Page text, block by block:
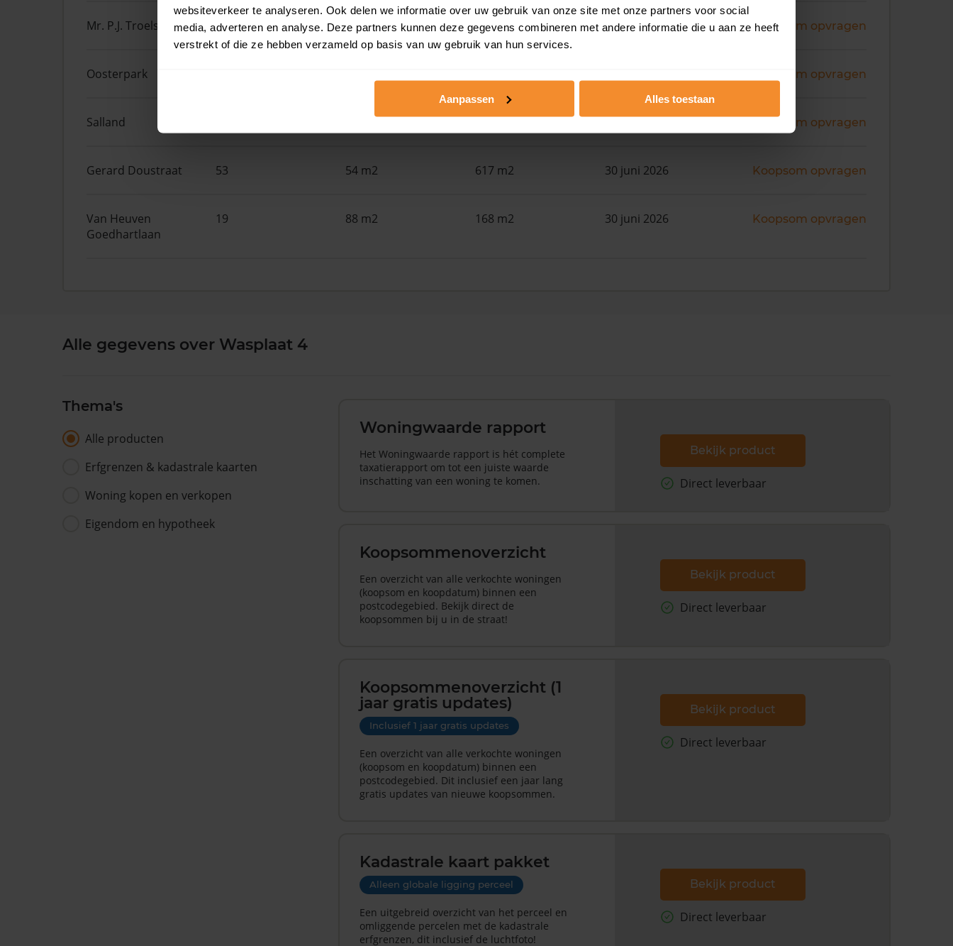
websiteverkeer te analyseren. Ook delen we informatie over uw gebruik van onze site met onze partners voor social
media, adverteren en analyse. Deze partners kunnen deze gegevens combineren met andere informatie die u aan ze heeft
verstrekt of die ze hebben verzameld op basis van uw gebruik van hun services.
Aanpassen Alles toestaan
Mr. P.J. Troelstralaan 297 71 m2 1.662 m2 30 juni 2026 Koopsom opvragen
Oosterpark Koopsom opvragen
Salland 124 m2 144 m2 30 juni 2026 Koopsom opvragen
Gerard Doustraat 53 54 m2 617 m2 30 juni 2026 Koopsom opvragen
Van Heuven
Goedhartlaan
19 88 m2 168 m2 30 juni 2026 Koopsom opvragen
Alle gegevens over Wasplaat 4
Thema's
Alle producten
Erfgrenzen & kadastrale kaarten
Woning kopen en verkopen
Eigendom en hypotheek
Woningwaarde rapport
Het Woningwaarde rapport is hét complete
taxatierapport om tot een juiste waarde
inschatting van een woning te komen.
Bekijk product
Direct leverbaar
Koopsommenoverzicht
Een overzicht van alle verkochte woningen
(koopsom en koopdatum) binnen een
postcodegebied. Bekijk direct de
koopsommen bij u in de straat!
Bekijk product
Direct leverbaar
Koopsommenoverzicht (1
jaar gratis updates)
Inclusief 1 jaar gratis updates
Een overzicht van alle verkochte woningen
(koopsom en koopdatum) binnen een
postcodegebied. Dit inclusief een jaar lang
gratis updates van nieuwe koopsommen.
Bekijk product
Direct leverbaar
Kadastrale kaart pakket
Alleen globale ligging perceel
Een uitgebreid overzicht van het perceel en
omliggende percelen met de kadastrale
erfgrenzen, dit inclusief de luchtfoto!
Bekijk product
Direct leverbaar